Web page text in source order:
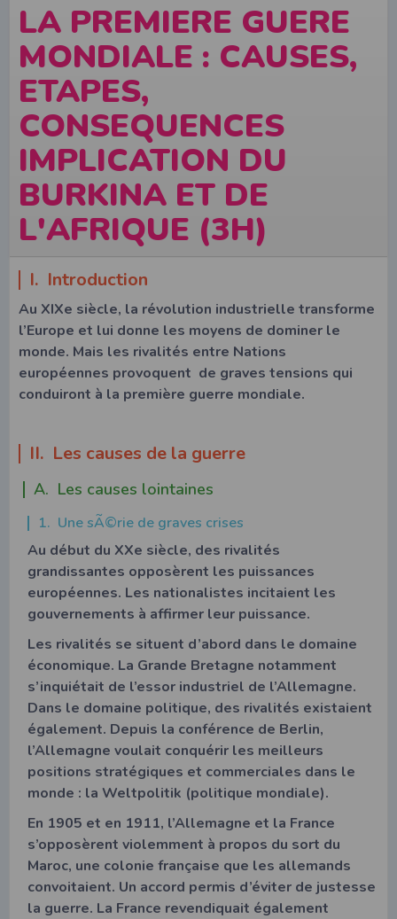
LA PREMIERE GUERE
MONDIALE : CAUSES,
ETAPES,
CONSEQUENCES
IMPLICATION DU
BURKINA ET DE
L'AFRIQUE (3H)
I. Introduction
Au XIXe siècle, la révolution industrielle transforme
l’Europe et lui donne les moyens de dominer le
monde. Mais les rivalités entre Nations
européennes provoquent de graves tensions qui
conduiront à la première guerre mondiale.
II. Les causes de la guerre
A. Les causes lointaines
1. Une sÃ©rie de graves crises
Au début du XXe siècle, des rivalités
grandissantes opposèrent les puissances
européennes. Les nationalistes incitaient les
gouvernements à affirmer leur puissance.
Les rivalités se situent d’abord dans le domaine
économique. La Grande Bretagne notamment
s’inquiétait de l’essor industriel de l’Allemagne.
Dans le domaine politique, des rivalités existaient
également. Depuis la conférence de Berlin,
l’Allemagne voulait conquérir les meilleurs
positions stratégiques et commerciales dans le
monde : la Weltpolitik (politique mondiale).
En 1905 et en 1911, l’Allemagne et la France
s’opposèrent violemment à propos du sort du
Maroc, une colonie française que les allemands
convoitaient. Un accord permis d’éviter de justesse
la guerre. La France revendiquait également